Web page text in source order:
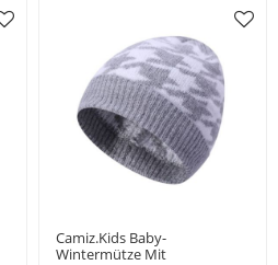
Camiz.kids Baby-
Wintermütze Mit